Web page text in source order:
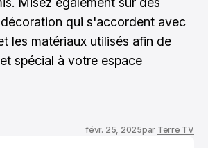
qui s'accordent avec
les matériaux utilisés afin de
spécial à votre espace
févr. 25, 2025par Terre TV